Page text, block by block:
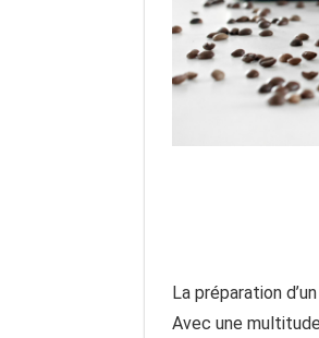
La préparation
Avec une